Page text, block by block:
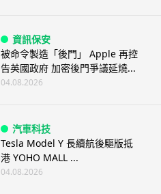
資訊保安
被命令製造「後門」 Apple 再控
告英國政府 加密後門爭議延燒...
04.08.2026
汽車科技
Tesla Model Y 長續航後驅版抵
港 YOHO MALL ...
04.08.2026